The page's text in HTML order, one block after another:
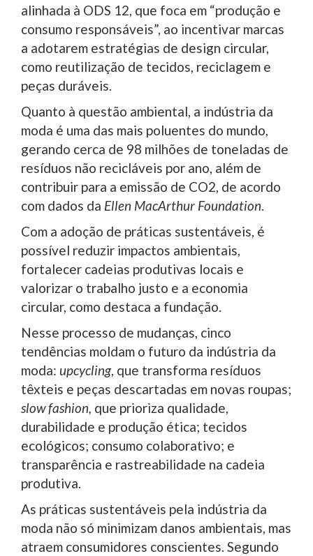
alinhada à ODS 12, que foca em “produção e
consumo responsáveis”, ao incentivar marcas
a adotarem estratégias de design circular,
como reutilização de tecidos, reciclagem e
peças duráveis.
Quanto à questão ambiental, a indústria da
moda é uma das mais poluentes do mundo,
gerando cerca de 98 milhões de toneladas de
resíduos não recicláveis por ano, além de
contribuir para a emissão de CO2, de acordo
com dados da Ellen MacArthur Foundation.
Com a adoção de práticas sustentáveis, é
possível reduzir impactos ambientais,
fortalecer cadeias produtivas locais e
valorizar o trabalho justo e a economia
circular, como destaca a fundação.
Nesse processo de mudanças, cinco
tendências moldam o futuro da indústria da
moda: upcycling, que transforma resíduos
têxteis e peças descartadas em novas roupas;
slow fashion, que prioriza qualidade,
durabilidade e produção ética; tecidos
ecológicos; consumo colaborativo; e
transparência e rastreabilidade na cadeia
produtiva.
As práticas sustentáveis pela indústria da
moda não só minimizam danos ambientais, mas
atraem consumidores conscientes. Segundo